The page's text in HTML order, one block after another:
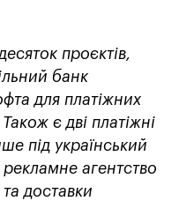
проєктів,
банк
для платіжних
є дві платіжні
під український
агентство
доставки